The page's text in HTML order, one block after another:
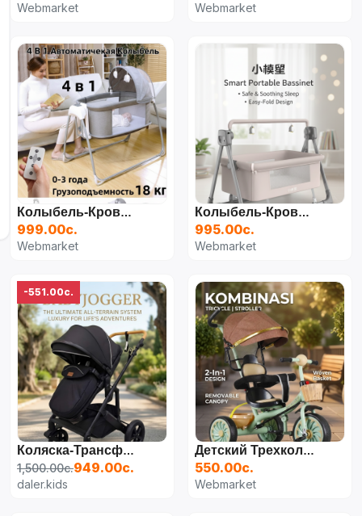
Webmarket Webmarket
Колыбель-Кроватка Fimos 4 В 1, Серый
999.00с.
Webmarket
Колыбель-Кроватка Songang SA-008 С Пультом ДУ, Бежевый
995.00с.
Webmarket
-551.00с.
Коляска-Трансформер Everflo 787-1
1,500.00с.949.00с.
daler.kids
Детский Трехколесный Велосипед-Коляскa (модульный)
550.00с.
Webmarket